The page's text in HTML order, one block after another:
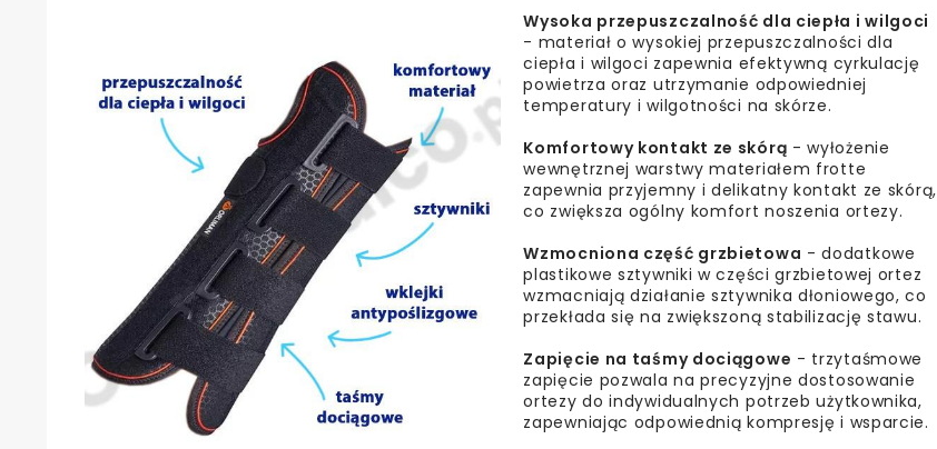
Wysoka przepuszczalność dla ciepła i wilgoci
- materiał o wysokiej przepuszczalności dla
ciepła i wilgoci zapewnia efektywną cyrkulację
powietrza oraz utrzymanie odpowiedniej
temperatury i wilgotności na skórze.
Komfortowy kontakt ze skórą - wyłożenie
wewnętrznej warstwy materiałem frotte
zapewnia przyjemny i delikatny kontakt ze skórą,
co zwiększa ogólny komfort noszenia ortezy.
Wzmocniona część grzbietowa - dodatkowe
plastikowe sztywniki w części grzbietowej ortez
wzmacniają działanie sztywnika dłoniowego, co
przekłada się na zwiększoną stabilizację stawu.
Zapięcie na taśmy dociągowe - trzytaśmowe
zapięcie pozwala na precyzyjne dostosowanie
ortezy do indywidualnych potrzeb użytkownika,
zapewniając odpowiednią kompresję i wsparcie.